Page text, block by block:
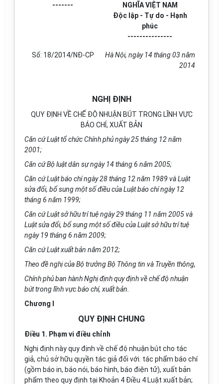
-------
NGHĨA VIỆT NAM
Độc lập - Tự do - Hạnh
phúc
---------------
Số: 18/2014/NĐ-CP Hà Nội, ngày14tháng03 năm
2014
NGHỊ ĐỊNH
QUY ĐỊNH VỀ CHẾ ĐỘ NHUẬN BÚT TRONG LĨNH VỰC
BÁO CHÍ, XUẤT BẢN
Căn cứ Luật tổ chức Chính phủ ngày 25 tháng 12 năm
2001;
Căn cứ Bộ luậtdân sự ngày 14 tháng 6 năm 2005;
Căn cứ Luậtbáo chíngày 28 tháng 12 năm 1989 và Luật
sửa đổi, bổ sungmột số điều của Luật báo chíngày 12
tháng 6 năm 1999;
Căn cứ Luật sở hữu trí tuệ ngày 29 tháng 11 năm 2005 và
Luật sửa đổi, bổ sungmột số điều của Luật sở hữu trí tuệ
ngày 19 tháng 6 năm 2009;
Căn cứLuật xuất bản năm 2012;
Theo đề nghị của Bộ trưởng Bộ Thông tin và Truyền thông,
Chính phủban hành Nghị định quy định về chế độ nhuận
bút trong lĩnhvực báo chí, xuất bản.
Chương I
QUY ĐỊNH CHUNG
Điều 1. Phạm vi điều chỉnh
Nghị định này quy định về chế độ nhuận bút cho tác
giả, chủ sở hữu quyền tác giả đối với. tác phẩm báo chí
(gồm báo in, báo nói, báo hình, báo điện tử), xuất bản
phẩm theo quy định tại Khoản 4 Điều 4 Luật xuất bản;